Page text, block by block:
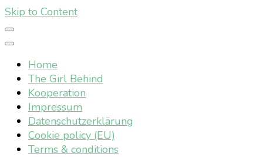
Skip to Content
Home
The Girl Behind
Kooperation
Impressum
Datenschutzerklärung
Cookie policy (EU)
Terms & conditions